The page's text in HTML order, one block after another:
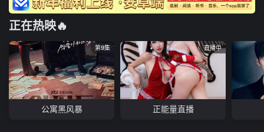
正在热映🔥
第9集
公寓黑风暴
直播中
正能量直播